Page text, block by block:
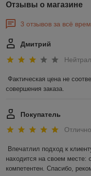
Отзывы о магазине
3 отзывов за всё
Дмитрий
Фактическая цена не
совершения заказа.
Покупатель
Отлично
Впечатлил подход к
находится на своем месте:
компетентен. Спасибо,